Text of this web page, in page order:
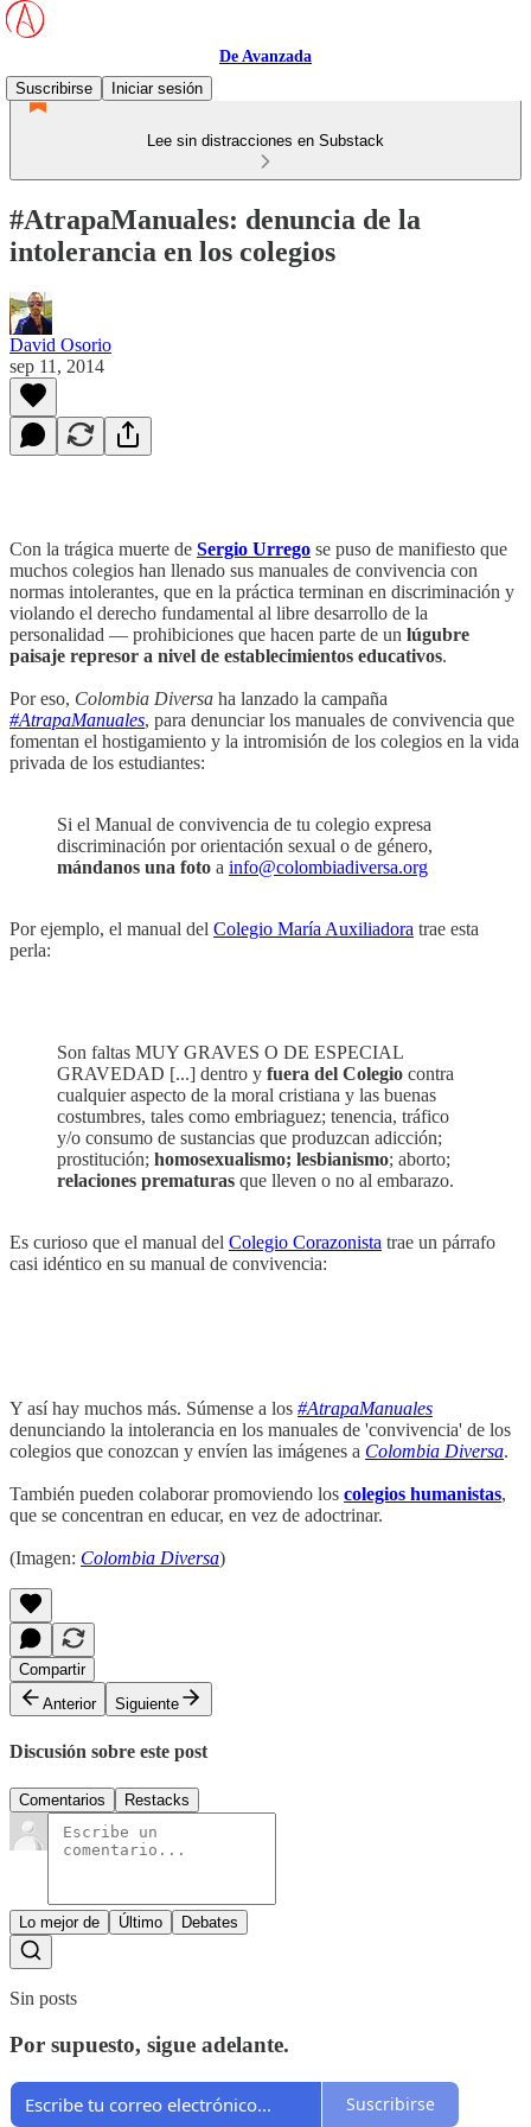
De Avanzada
Suscribirse
Iniciar sesión
Lee sin distracciones en Substack
#AtrapaManuales: denuncia de la
intolerancia en los colegios
David Osorio
sep 11, 2014
Con la trágica muerte de Sergio Urrego se puso de manifiesto que
muchos colegios han llenado sus manuales de convivencia con
normas intolerantes, que en la práctica terminan en discriminación y
violando el derecho fundamental al libre desarrollo de la
personalidad — prohibiciones que hacen parte de un lúgubre
paisaje represor a nivel de establecimientos educativos.
Por eso, Colombia Diversa ha lanzado la campaña
#AtrapaManuales, para denunciar los manuales de convivencia que
fomentan el hostigamiento y la intromisión de los colegios en la vida
privada de los estudiantes:
Si el Manual de convivencia de tu colegio expresa
discriminación por orientación sexual o de género,
mándanos una foto a info@colombiadiversa.org
Por ejemplo, el manual del Colegio María Auxiliadora trae esta
perla:
Son faltas MUY GRAVES O DE ESPECIAL
GRAVEDAD [...] dentro y fuera del Colegio contra
cualquier aspecto de la moral cristiana y las buenas
costumbres, tales como embriaguez; tenencia, tráfico
y/o consumo de sustancias que produzcan adicción;
prostitución; homosexualismo; lesbianismo; aborto;
relaciones prematuras que lleven o no al embarazo.
Es curioso que el manual del Colegio Corazonista trae un párrafo
casi idéntico en su manual de convivencia:
Y así hay muchos más. Súmense a los #AtrapaManuales
denunciando la intolerancia en los manuales de 'convivencia' de los
colegios que conozcan y envíen las imágenes a Colombia Diversa.
También pueden colaborar promoviendo los colegios humanistas,
que se concentran en educar, en vez de adoctrinar.
(Imagen: Colombia Diversa)
Compartir
Anterior
Siguiente
Discusión sobre este post
Comentarios Restacks
Lo mejor de Último Debates
Sin posts
Por supuesto, sigue adelante.
Suscribirse